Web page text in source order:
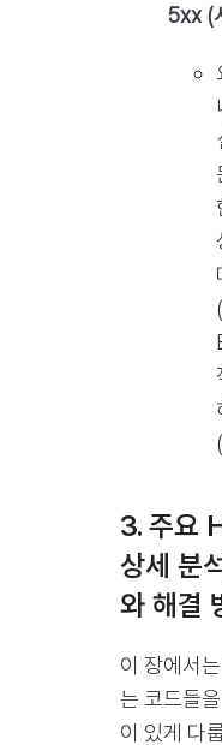
5xx (
3. 주요
상세 분
와 해결
이 장에서
는 코드들
이 있게 다